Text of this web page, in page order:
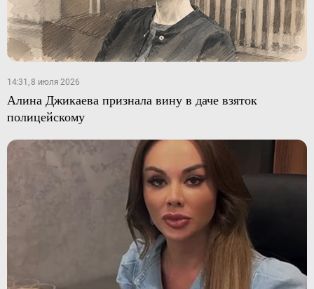
14:31, 8 июля 2026
Алина Джикаева признала вину в даче взяток
полицейскому